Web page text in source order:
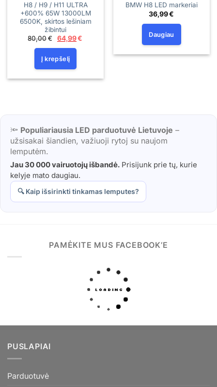
H8 / H9 / H11 ULTRA
+600% 65W 13000LM
6500K, skirtos lešiniam
žibintui
80,00€
Original
price
was:
80,00€.
64,99€
Į krepšelį
BMW H8 LED markeriai
36,99€
Daugiau
🔦 Populiariausia LED parduotuvė Lietuvoje –
užsisakai šiandien, važiuoji rytoj su naujom
lemputėm.
Jau 30 000 vairuotojų išbandė. Prisijunk prie tų, kurie
kelyje mato daugiau.
🔍 Kaip išsirinkti tinkamas lemputes?
PAMĖKITE MUS FACEBOOK’E
PUSLAPIAI
Parduotuvė